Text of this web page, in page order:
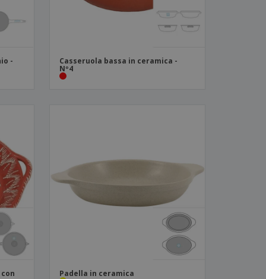
- Casseruola bassa in ceramica -
Nº4
Padella in ceramica